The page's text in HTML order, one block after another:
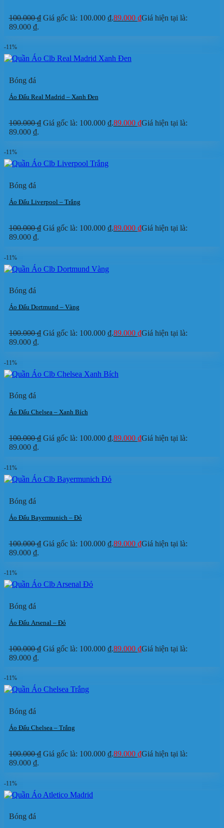
100.000₫ Giá gốc là: 100.000 ₫.89.000 ₫Giá hiện tại là:
89.000 ₫.
-11%
Bóng đá
Áo Đấu Real Madrid – Xanh Đen
100.000₫ Giá gốc là: 100.000 ₫.89.000 ₫Giá hiện tại là:
89.000 ₫.
-11%
Bóng đá
Áo Đấu Liverpool – Trắng
100.000₫ Giá gốc là: 100.000 ₫.89.000 ₫Giá hiện tại là:
89.000 ₫.
-11%
Bóng đá
Áo Đấu Dortmund – Vàng
100.000₫ Giá gốc là: 100.000 ₫.89.000 ₫Giá hiện tại là:
89.000 ₫.
-11%
Bóng đá
Áo Đấu Chelsea – Xanh Bích
100.000₫ Giá gốc là: 100.000 ₫.89.000 ₫Giá hiện tại là:
89.000 ₫.
-11%
Bóng đá
Áo Đấu Bayermunich – Đỏ
100.000₫ Giá gốc là: 100.000 ₫.89.000 ₫Giá hiện tại là:
89.000 ₫.
-11%
Bóng đá
Áo Đấu Arsenal – Đỏ
100.000₫ Giá gốc là: 100.000 ₫.89.000 ₫Giá hiện tại là:
89.000 ₫.
-11%
Bóng đá
Áo Đấu Chelsea – Trắng
100.000₫ Giá gốc là: 100.000 ₫.89.000 ₫Giá hiện tại là:
89.000 ₫.
-11%
Bóng đá